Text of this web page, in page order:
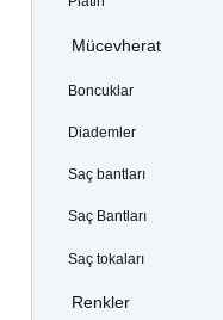
Mücevherat
Boncuklar
Diademler
Saç bantları
Saç Bantları
Saç tokaları
Renkler